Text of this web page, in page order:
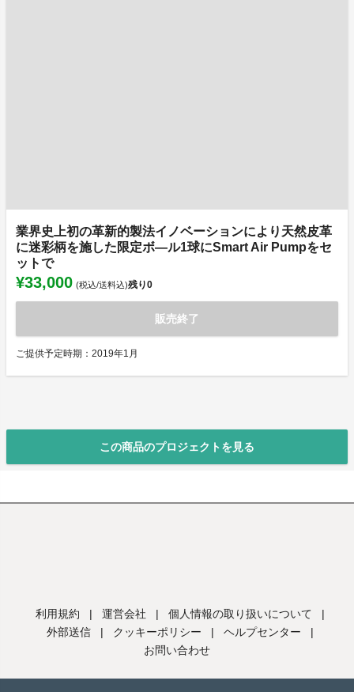
業界史上初の革新的製法イノベーションにより天然皮革
に迷彩柄を施した限定ボ―ル1球にSmart Air Pumpをセ
ットで
¥33,000 (税込/送料込)残り0
販売終了
ご提供予定時期：2019年1月
この商品のプロジェクトを見る
利用規約 | 運営会社 | 個人情報の取り扱いについて
|
外部送信
| クッキーポリシー | ヘルプセンター
|
お問い合わせ